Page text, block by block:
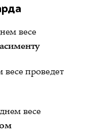
весе
проведет
весе